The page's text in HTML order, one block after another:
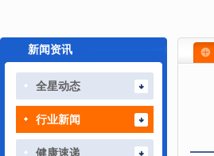
新闻资讯
全星动态
行业新闻
健康速递